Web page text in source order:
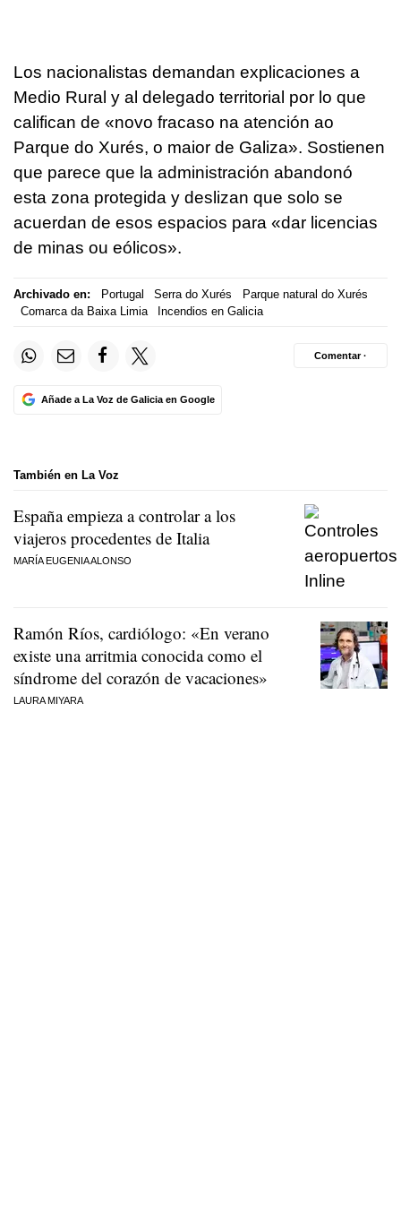
Los nacionalistas demandan explicaciones a
Medio Rural y al delegado territorial por lo que
califican de «novo fracaso na atención ao
Parque do Xurés, o maior de Galiza». Sostienen
que parece que la administración abandonó
esta zona protegida y deslizan que solo se
acuerdan de esos espacios para «dar licencias
de minas ou eólicos».
Archivado en: Portugal Serra do Xurés
Parque natural do Xurés
Comarca da Baixa Limia
Incendios en Galicia
Añade a La Voz de Galicia en Google
Comentar ·
También en La Voz
España empieza a controlar a los
viajeros procedentes de Italia
MARÍA EUGENIA ALONSO
Ramón Ríos, cardiólogo: «En verano
existe una arritmia conocida como el
síndrome del corazón de vacaciones»
LAURA MIYARA